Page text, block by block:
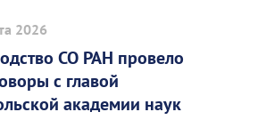
2026
СО РАН провело
с главой
академии наук